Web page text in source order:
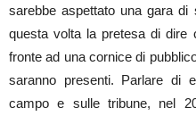
sarebbe aspettato una gara
questa volta la pretesa di dire
fronte ad una cornice di
saranno presenti. Parlare di
campo e sulle tribune, nel